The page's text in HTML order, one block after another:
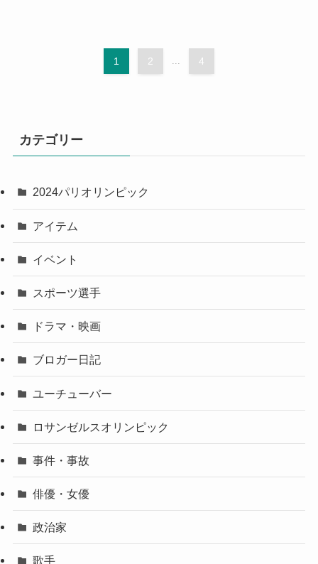
1 2 ... 4
カテゴリー
2024パリオリンピック
アイテム
イベント
スポーツ選手
ドラマ・映画
ブロガー日記
ユーチューバー
ロサンゼルスオリンピック
事件・事故
俳優・女優
政治家
歌手